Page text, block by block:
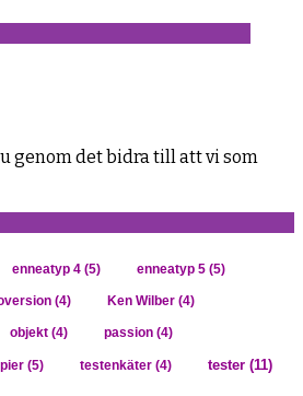
genom det bidra till att vi som
enneatyp 4 (5) enneatyp 5 (5)
(4) Ken Wilber (4)
objekt (4) passion (4)
(5) testenkäter (4) tester (11)